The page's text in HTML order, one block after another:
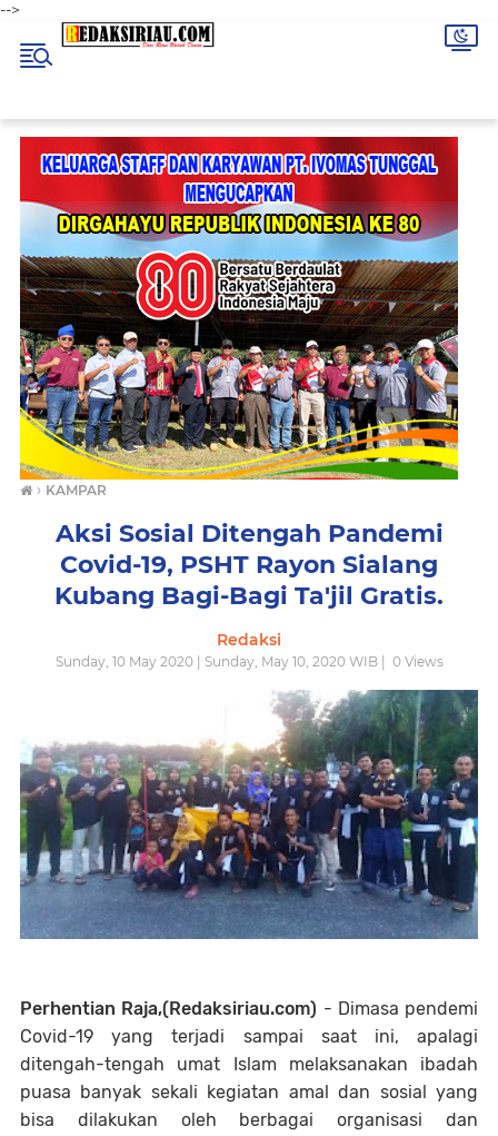
-->
› KAMPAR
Aksi Sosial Ditengah Pandemi
Covid-19, PSHT Rayon Sialang
Kubang Bagi-Bagi Ta'jil Gratis.
Redaksi
Sunday, 10 May 2020 | Sunday, May 10, 2020 WIB | 0Views
Perhentian Raja,(Redaksiriau.com) - Dimasa pendemi
Covid-19 yang terjadi sampai saat ini, apalagi
ditengah-tengah umat Islam melaksanakan ibadah
puasa banyak sekali kegiatan amal dan sosial yang
bisa dilakukan oleh berbagai organisasi dan